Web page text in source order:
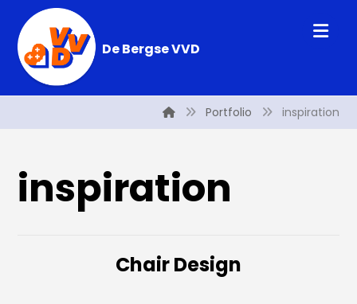
De Bergse VVD
Portfolio inspiration
inspiration
Chair Design